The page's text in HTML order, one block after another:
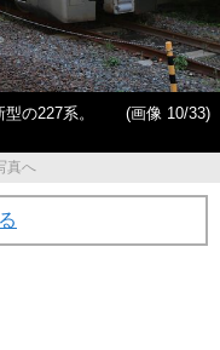
の227系。
(画像 10/33)
真へ